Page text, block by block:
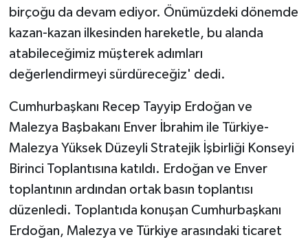
birçoğu da devam ediyor. Önümüzdeki dönemde
kazan-kazan ilkesinden hareketle, bu alanda
atabileceğimiz müşterek adımları
değerlendirmeyi sürdüreceğiz' dedi.
Cumhurbaşkanı Recep Tayyip Erdoğan ve
Malezya Başbakanı Enver İbrahim ile Türkiye-
Malezya Yüksek Düzeyli Stratejik İşbirliği Konseyi
Birinci Toplantısına katıldı. Erdoğan ve Enver
toplantının ardından ortak basın toplantısı
düzenledi. Toplantıda konuşan Cumhurbaşkanı
Erdoğan, Malezya ve Türkiye arasındaki ticaret